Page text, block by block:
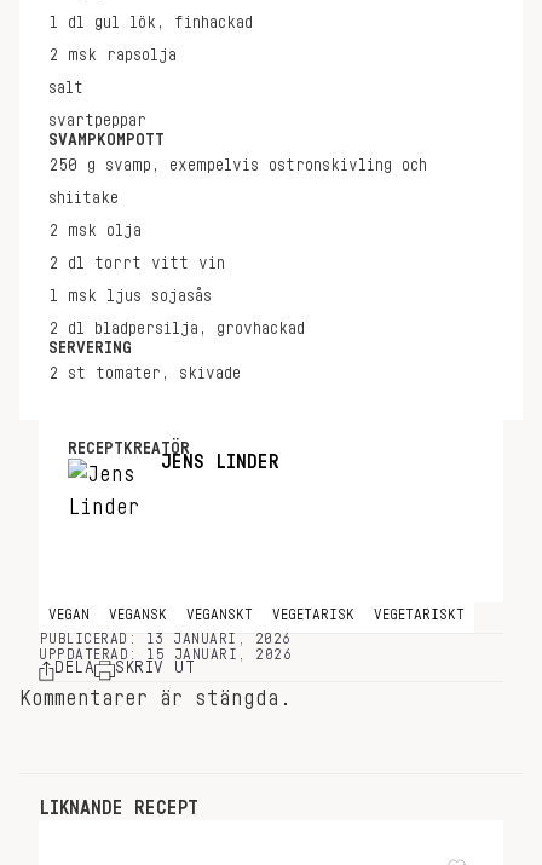
1 dl
gul lök, finhackad
2 msk
rapsolja
salt
svartpeppar
SVAMPKOMPOTT
250 g
svamp, exempelvis ostronskivling och
shiitake
2 msk
olja
2 dl
torrt vitt vin
1 msk
ljus sojasås
2 dl
bladpersilja, grovhackad
SERVERING
2 st tomater, skivade
RECEPTKREATÖR
JENS LINDER
VEGAN VEGANSK VEGANSKT VEGETARISK
VEGETARISKT
PUBLICERAD: 13 JANUARI, 2026
UPPDATERAD: 15 JANUARI, 2026
DELA SKRIV UT
Kommentarer är stängda.
LIKNANDE RECEPT